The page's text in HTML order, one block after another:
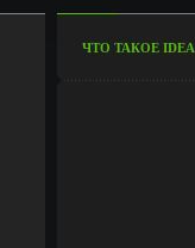
ЧТО ТАКОЕ IDEA